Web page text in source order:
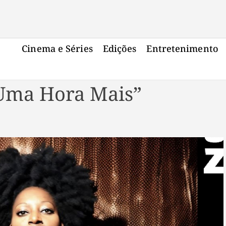
Cinema e Séries Edições Entretenimento
Hora Mais”